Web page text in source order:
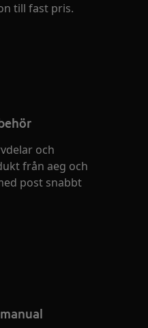
till fast pris.
och
från aeg och
post snabbt